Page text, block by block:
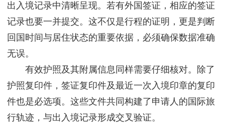
出入境记录中清晰呈现。若有外国签证，相应的签证
记录也要一并提交。这不仅是行程的证明，更是判断
回国时间与居住状态的重要依据，必须确保数据准确
无误。
有效护照及其附属信息同样需要仔细核对。除了
护照复印件，签证复印件及最近一次入境印章的复印
件也是必选项。这些文件共同构建了申请人的国际旅
行轨迹，与出入境记录形成交叉验证。